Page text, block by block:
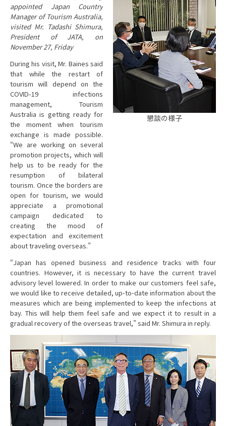
懇談の様子
appointed Japan Country
Manager of Tourism Australia,
visited Mr. Tadashi Shimura,
President of JATA, on
November 27, Friday
During his visit, Mr. Baines said
that while the restart of
tourism will depend on the
COVID-19 infections
management, Tourism
Australia is getting ready for
the moment when tourism
exchange is made possible.
“We are working on several
promotion projects, which will
help us to be ready for the
resumption of bilateral
tourism. Once the borders are
open for tourism, we would
appreciate a promotional
campaign dedicated to
creating the mood of
expectation and excitement
about traveling overseas.”
“Japan has opened business and residence tracks with four
countries. However, it is necessary to have the current travel
advisory level lowered. In order to make our customers feel safe,
we would like to receive detailed, up-to-date information about the
measures which are being implemented to keep the infections at
bay. This will help them feel safe and we expect it to result in a
gradual recovery of the overseas travel,” said Mr. Shimura in reply.